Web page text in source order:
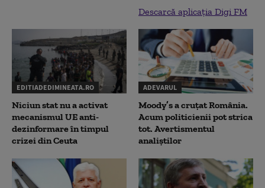
Descarcă aplicația Digi FM
EDITIADEDIMINEATA.RO
Niciun stat nu a activat
mecanismul UE anti-
dezinformare în timpul
crizei din Ceuta
ADEVARUL
Moody’s a cruțat România.
Acum politicienii pot strica
tot. Avertismentul
analiștilor